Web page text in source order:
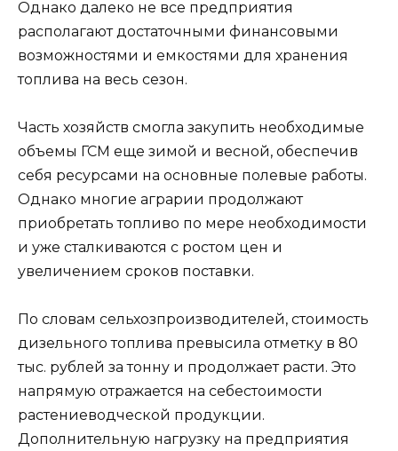
Однако далеко не все предприятия
располагают достаточными финансовыми
возможностями и емкостями для хранения
топлива на весь сезон.
Часть хозяйств смогла закупить необходимые
объемы ГСМ еще зимой и весной, обеспечив
себя ресурсами на основные полевые работы.
Однако многие аграрии продолжают
приобретать топливо по мере необходимости
и уже сталкиваются с ростом цен и
увеличением сроков поставки.
По словам сельхозпроизводителей, стоимость
дизельного топлива превысила отметку в 80
тыс. рублей за тонну и продолжает расти. Это
напрямую отражается на себестоимости
растениеводческой продукции.
Дополнительную нагрузку на предприятия